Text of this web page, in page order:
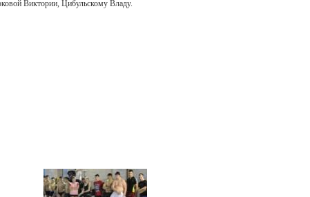
Виктории, Цибульскому Владу.